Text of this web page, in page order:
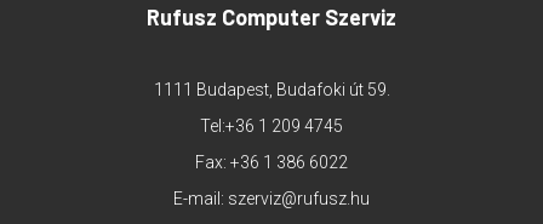
Rufusz Computer Szerviz
1111 Budapest, Budafoki út 59.
Tel:+36 1 209 4745
Fax: +36 1 386 6022
E-mail: szerviz@rufusz.hu